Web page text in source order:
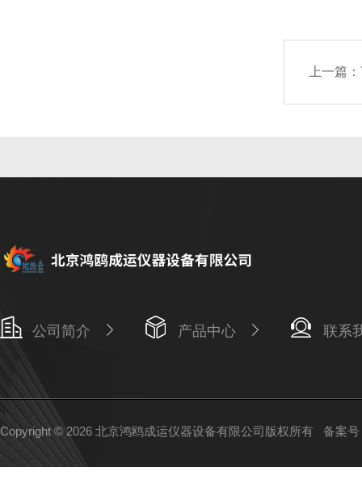
上一篇：
公司简介 产品中心 联系
Copyright © 2026 北京鸿鸥成运仪器设备有限公司版权所有 备案号